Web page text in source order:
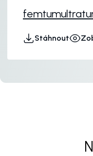
Stáhnout